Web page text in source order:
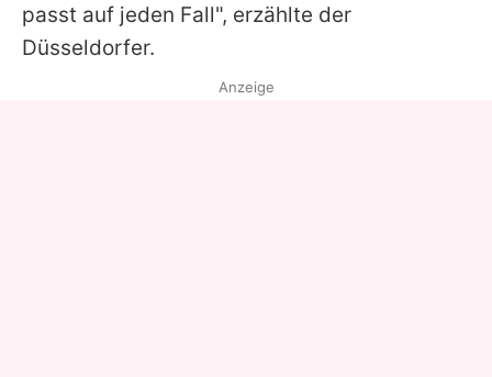
passt auf jeden Fall", erzählte der
Düsseldorfer.
Anzeige